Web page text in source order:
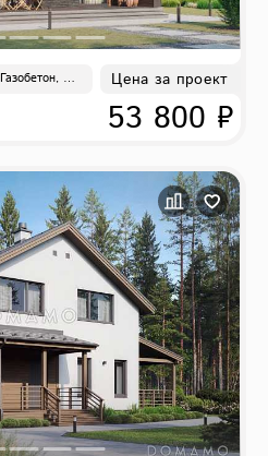
Газобетон, Ки
Цена за проект
53 800 ₽